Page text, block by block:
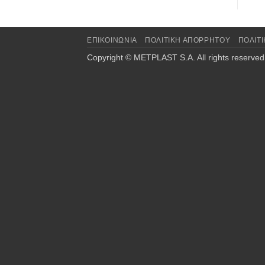
ΕΠΙΚΟΙΝΩΝΙΑ ΠΟΛΙΤΙΚΉ ΑΠΟΡΡΉΤΟΥ
Copyright © METPLAST S.A. All rights reserved.